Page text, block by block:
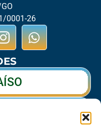
0001-26